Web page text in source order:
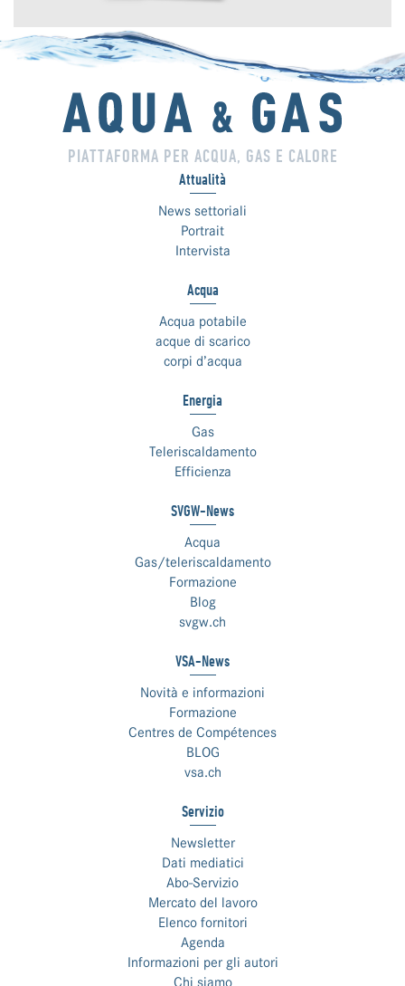
PIATTAFORMA PER ACQUA, GAS E CALORE
Attualità
News settoriali
Portrait
Intervista
Acqua
Acqua potabile
acque di scarico
corpi d’acqua
Energia
Gas
Teleriscaldamento
Efficienza
SVGW-News
Acqua
Gas/teleriscaldamento
Formazione
Blog
svgw.ch
VSA-News
Novità e informazioni
Formazione
Centres de Compétences
BLOG
vsa.ch
Servizio
Newsletter
Dati mediatici
Abo-Servizio
Mercato del lavoro
Elenco fornitori
Agenda
Informazioni per gli autori
Chi siamo